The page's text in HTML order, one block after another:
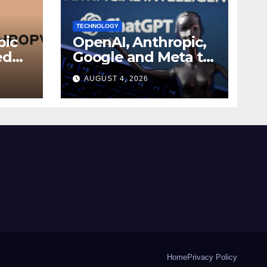
TECHNOLOGY
OpenAI, Anthropic,
Google and Meta to
join White House AI
security meeting
AUGUST 4, 2026
HomePrivacy Policy